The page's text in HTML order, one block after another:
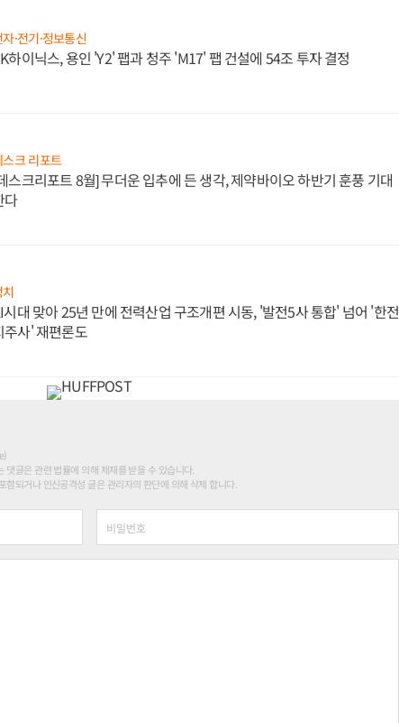
자·전기·정보통신
하이닉스, 용인 'Y2' 팹과 청주 'M17' 팹 건설에 54조 투자 결정
스크 리포트
스크리포트 8월] 무더운 입추에 든 생각, 제약바이오 하반기 훈풍 기대
다
시대 맞아 25년 만에 전력산업 구조개편 시동, '발전5사 통합' 넘어 '한전
주사' 재편론도
글은 관련 법률에 의해 제재를 받을 수 있습니다.
되거나 인신공격성 글은 관리자의 판단에 의해 삭제 합니다.